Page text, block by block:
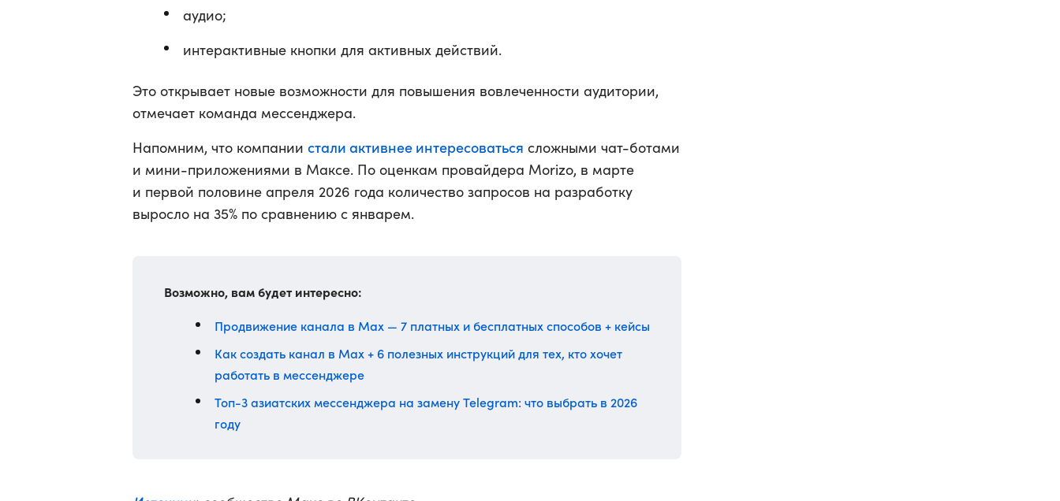
аудио;
интерактивные кнопки для активных действий.
Это открывает новые возможности для повышения вовлеченности аудитории,
отмечает команда мессенджера.
Напомним, что компании стали активнее интересоваться сложными чат-ботами
и мини-приложениями в Максе. По оценкам провайдера Morizo, в марте
и первой половине апреля 2026 года количество запросов на разработку
выросло на 35% по сравнению с январем.
Возможно, вам будет интересно:
Продвижение канала в Max — 7 платных и бесплатных способов + кейсы
Как создать канал в Max + 6 полезных инструкций для тех, кто хочет
работать в мессенджере
Топ-3 азиатских мессенджера на замену Telegram: что выбрать в 2026
году